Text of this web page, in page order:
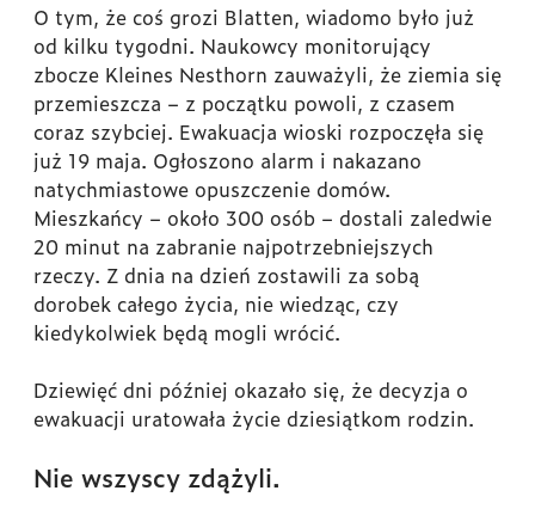
O tym, że coś grozi Blatten, wiadomo było już
od kilku tygodni. Naukowcy monitorujący
zbocze Kleines Nesthorn zauważyli, że ziemia się
przemieszcza – z początku powoli, z czasem
coraz szybciej. Ewakuacja wioski rozpoczęła się
już 19 maja. Ogłoszono alarm i nakazano
natychmiastowe opuszczenie domów.
Mieszkańcy – około 300 osób – dostali zaledwie
20 minut na zabranie najpotrzebniejszych
rzeczy. Z dnia na dzień zostawili za sobą
dorobek całego życia, nie wiedząc, czy
kiedykolwiek będą mogli wrócić.
Dziewięć dni później okazało się, że decyzja o
ewakuacji uratowała życie dziesiątkom rodzin.
Nie wszyscy zdążyli.